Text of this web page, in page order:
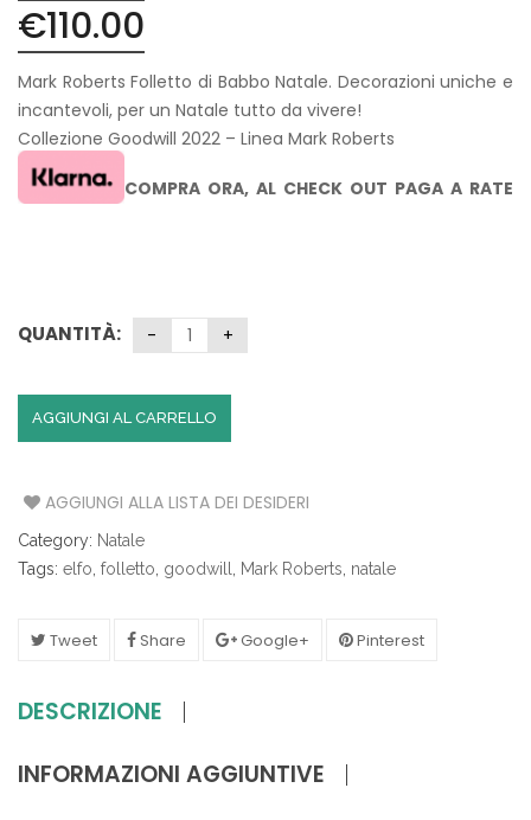
€110.00
Mark Roberts Folletto di Babbo Natale. Decorazioni uniche e
incantevoli, per un Natale tutto da vivere!
Collezione Goodwill 2022 – Linea Mark Roberts
COMPRA ORA, AL CHECK OUT PAGA A RATE
QUANTITÀ:
AGGIUNGI AL CARRELLO
AGGIUNGI ALLA LISTA DEI DESIDERI
Category: Natale
Tags: elfo folletto goodwill Mark Roberts natale
Tweet Share Google+ Pinterest
DESCRIZIONE
INFORMAZIONI AGGIUNTIVE